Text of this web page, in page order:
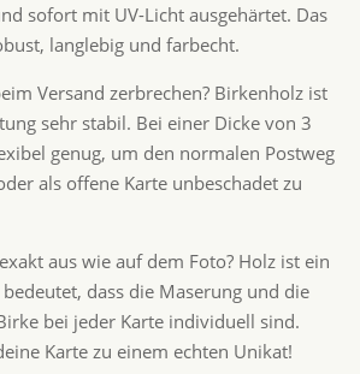
sofort mit UV-Licht ausgehärtet. Das
langlebig und farbecht.
Versand zerbrechen? Birkenholz ist
sehr stabil. Bei einer Dicke von 3
genug, um den normalen Postweg
als offene Karte unbeschadet zu
aus wie auf dem Foto? Holz ist ein
dass die Maserung und die
bei jeder Karte individuell sind.
Karte zu einem echten Unikat!